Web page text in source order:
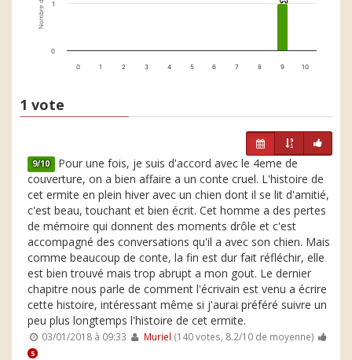
0 1 2 3 4 5 6 7 8 9 10
0
1
1 vote
9/10 Pour une fois, je suis d'accord avec le 4eme de
couverture, on a bien affaire a un conte cruel. L'histoire de
cet ermite en plein hiver avec un chien dont il se lit d'amitié,
c'est beau, touchant et bien écrit. Cet homme a des pertes
de mémoire qui donnent des moments drôle et c'est
accompagné des conversations qu'il a avec son chien. Mais
comme beaucoup de conte, la fin est dur fait réfléchir, elle
est bien trouvé mais trop abrupt a mon gout. Le dernier
chapitre nous parle de comment l'écrivain est venu a écrire
cette histoire, intéressant même si j'aurai préféré suivre un
peu plus longtemps l'histoire de cet ermite.
03/01/2018 à 09:33 Muriel (140 votes, 8.2/10 de moyenne)
5